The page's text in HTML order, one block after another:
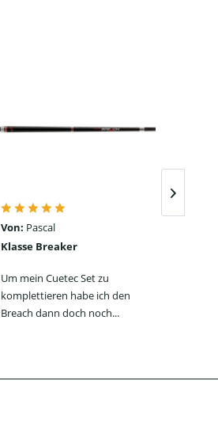
Von: Pascal
Klasse Breaker
Um mein Cuetec Set zu
komplettieren habe ich den
Breach dann doch noch...